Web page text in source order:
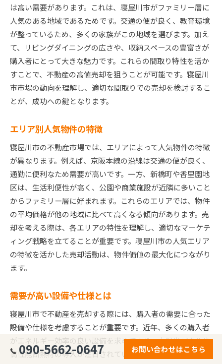
は高い需要があります。これは、寝屋川市がファミリー層に
人気のある地域であるためです。交通の便が良く、教育環境
が整っているため、多くの家族がこの地域を選びます。加え
て、リビングダイニングの広さや、収納スペースの豊富さが
購入者にとって大きな魅力です。これらの間取り特性を活か
すことで、不動産の高値売却を狙うことが可能です。寝屋川
市市場の動向を理解し、適切な間取りでの売却を検討するこ
とが、成功への鍵となります。
エリア別人気物件の特徴
寝屋川市の不動産市場では、エリアによって人気物件の特徴
が異なります。例えば、京阪本線の沿線は交通の便が良く、
通勤に便利なため需要が高いです。一方、新橋町や香里園地
区は、生活利便性が高く、公園や商業施設が近隣に多いこと
からファミリー層に好まれます。これらのエリアでは、物件
の平均価格が他の地域に比べて高くなる傾向があります。売
却を考える際は、各エリアの特性を理解し、適切なマーケテ
ィング戦略を立てることが重要です。寝屋川市の人気エリア
の特徴を活かした売却活動は、物件価値の最大化につながり
ます。
需要が高い設備や仕様とは
寝屋川市で不動産を売却する際には、購入者の需要に合った
設備や仕様を考慮することが重要です。近年、多くの購入者
がエネルギー効率の良い設備を求めており、太陽光パネルや
高性能断熱材の導入が注目されています。これらの設備は、
090-5662-0647 お問い合わせはこちら